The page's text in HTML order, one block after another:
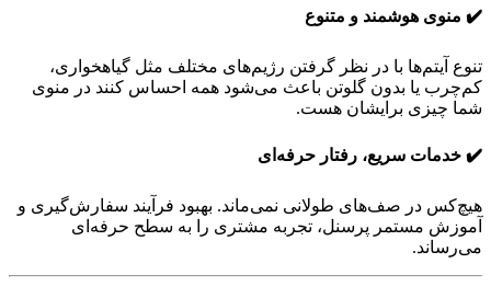
✔️ منوی هوشمند و متنوع
تنوع آیتم‌ها با در نظر گرفتن رژیم‌های مختلف مثل گیاهخواری،
کم‌چرب یا بدون گلوتن باعث می‌شود همه احساس کنند در منوی
شما چیزی برایشان هست.
✔️ خدمات سریع، رفتار حرفه‌ای
هیچ‌کس در صف‌های طولانی نمی‌ماند. بهبود فرآیند سفارش‌گیری و
آموزش مستمر پرسنل، تجربه مشتری را به سطح حرفه‌ای
می‌رساند.